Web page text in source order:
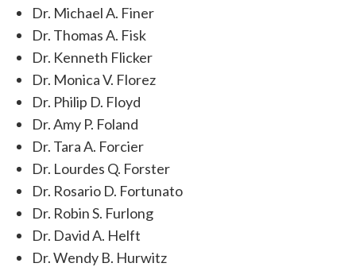
Dr. Michael A. Finer
Dr. Thomas A. Fisk
Dr. Kenneth Flicker
Dr. Monica V. Florez
Dr. Philip D. Floyd
Dr. Amy P. Foland
Dr. Tara A. Forcier
Dr. Lourdes Q. Forster
Dr. Rosario D. Fortunato
Dr. Robin S. Furlong
Dr. David A. Helft
Dr. Wendy B. Hurwitz